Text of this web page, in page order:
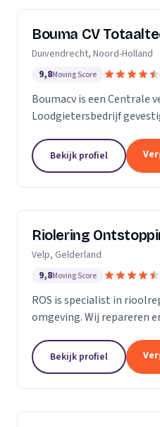
Bouma CV
Duivendrecht, Noord-Holland
9,8Moving Score
Boumacv is een Centrale
Loodgietersbedrijf
installatiebedrijf, actief in
verwarming en...
Bekijk profiel
Riolering
Velp, Gelderland
9,8Moving Score
ROS is specialist in
omgeving. Wij repareren
rioolherstel maken we
Bekijk profiel